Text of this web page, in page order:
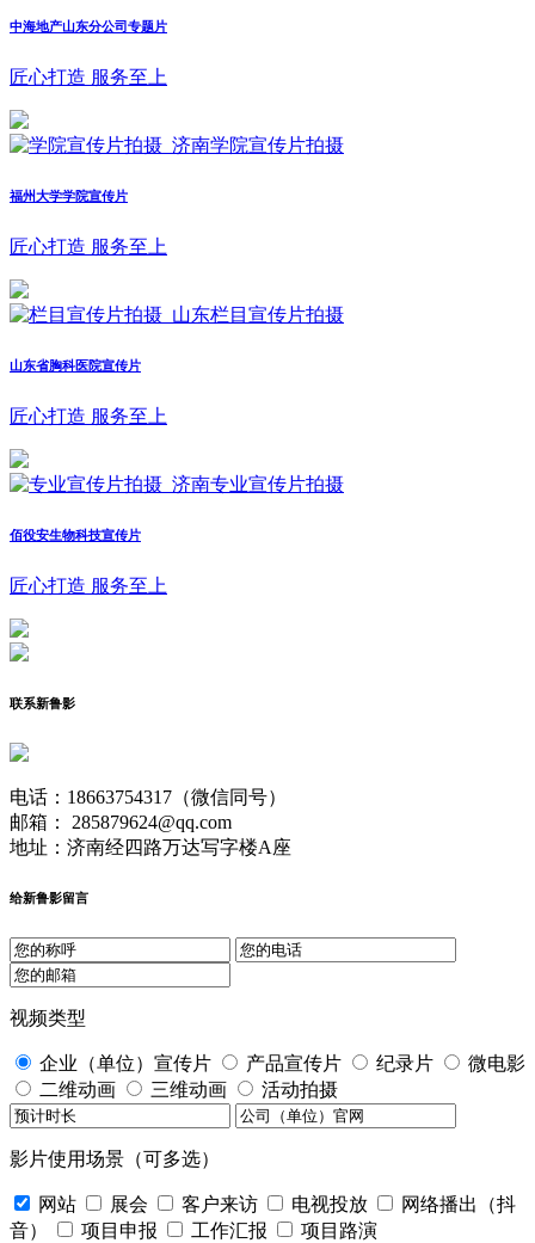
中海地产山东分公司专题片
匠心打造 服务至上
福州大学学院宣传片
匠心打造 服务至上
山东省胸科医院宣传片
匠心打造 服务至上
佰役安生物科技宣传片
匠心打造 服务至上
联系新鲁影
电话：18663754317（微信同号）
邮箱： 285879624@qq.com
地址：济南经四路万达写字楼A座
给新鲁影留言
视频类型
企业（单位）宣传片 产品宣传片 纪录片
微电影
二维动画
三维动画 活动拍摄
影片使用场景（可多选）
网站 展会 客户来访 电视投放
网络播出（抖
音）
项目申报 工作汇报 项目路演